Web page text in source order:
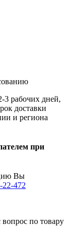
3 рабочих дней,
доставки
и региона
при
Вы
22-472
по товару